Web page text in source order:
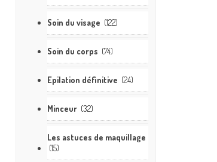
Soin du visage (122)
Soin du corps (74)
Epilation définitive (24)
Minceur (32)
Les astuces de maquillage
(15)